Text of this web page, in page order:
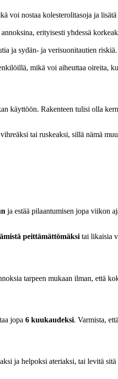
nostaa kolesterolitasoja ja
erityisesti yhdessä
ja sydän- ja verisuonitautien riskiä.
mikä voi aiheuttaa oireita,
Rakenteen tulisi olla
tai ruskeaksi, sillä nämä
ja estää pilaantumisen jopa viikon
peittämättömäksi tai likaisia
tarpeen mukaan ilman, että
jopa 6 kuukaudeksi. Varmista,
ja helpoksi ateriaksi, tai levitä sitä